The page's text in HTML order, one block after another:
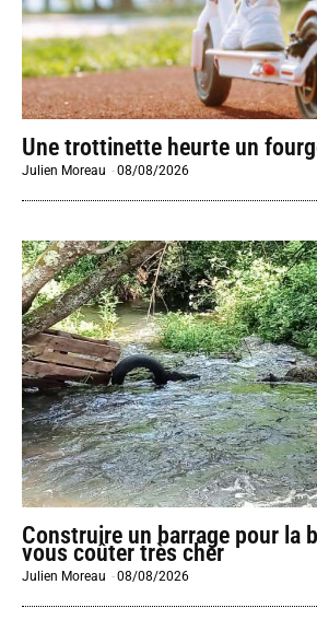
Une trottinette heurte un
Julien Moreau -08/08/2026
Construire un barrage pour la
vous coûter très cher
Julien Moreau -08/08/2026